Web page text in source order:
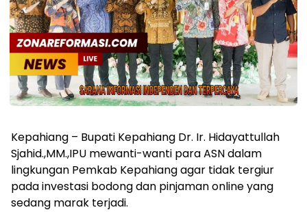
Kepahiang – Bupati Kepahiang Dr. Ir. Hidayattullah
Sjahid.,MM.,IPU mewanti-wanti para ASN dalam
lingkungan Pemkab Kepahiang agar tidak tergiur
pada investasi bodong dan pinjaman online yang
sedang marak terjadi.